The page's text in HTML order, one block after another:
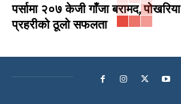
पर्सामा २०७ केजी गाँजा बरामद, पोखरिया
प्रहरीको ठूलो सफलता